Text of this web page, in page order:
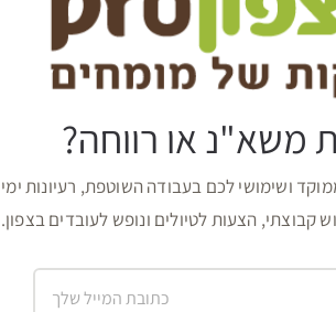
משא"נ או רווחה?
ושימושי לכם בעבודה השוטפת, רעיונות ימי
קבוצתי, הצעות לטיולים ונופש לעובדים בצפון.